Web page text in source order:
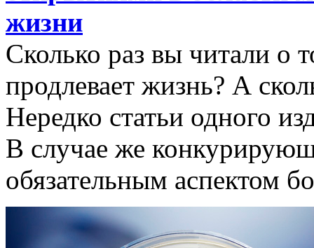
жизни
Сколько раз вы читали о
продлевает жизнь? А
Нередко статьи одного
В случае же
обязательным аспектом